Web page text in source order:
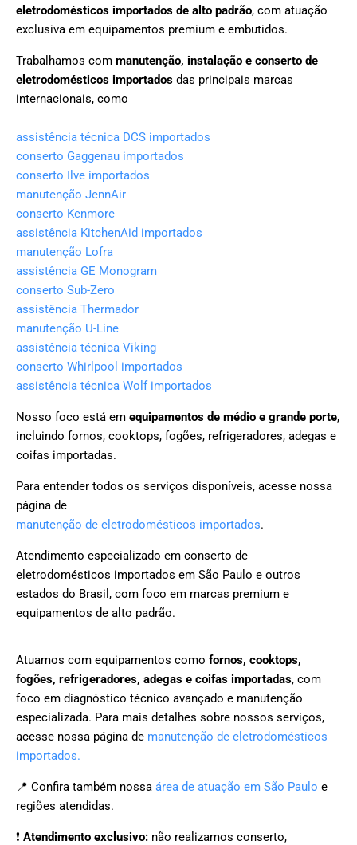
eletrodomésticos importados de alto padrão, com atuação
exclusiva em equipamentos premium e embutidos.
Trabalhamos com manutenção, instalação e conserto de
eletrodomésticos importados das principais marcas
internacionais, como
assistência técnica DCS importados
conserto Gaggenau importados
conserto Ilve importados
manutenção JennAir
conserto Kenmore
assistência KitchenAid importados
manutenção Lofra
assistência GE Monogram
conserto Sub-Zero
assistência Thermador
manutenção U-Line
assistência técnica Viking
conserto Whirlpool importados
assistência técnica Wolf importados
Nosso foco está em equipamentos de médio e grande porte,
incluindo fornos, cooktops, fogões, refrigeradores, adegas e
coifas importadas.
Para entender todos os serviços disponíveis, acesse nossa
página de
manutenção de eletrodomésticos importados.
Atendimento especializado em conserto de
eletrodomésticos importados em São Paulo e outros
estados do Brasil, com foco em marcas premium e
equipamentos de alto padrão.
Atuamos com equipamentos como fornos, cooktops,
fogões, refrigeradores, adegas e coifas importadas, com
foco em diagnóstico técnico avançado e manutenção
especializada. Para mais detalhes sobre nossos serviços,
acesse nossa página de manutenção de eletrodomésticos
importados.
📍 Confira também nossa área de atuação em São Paulo e
regiões atendidas.
❗ Atendimento exclusivo: não realizamos conserto,